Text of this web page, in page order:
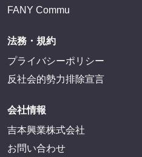
FANY Commu
法務・規約
プライバシーポリシー
反社会的勢力排除宣言
会社情報
吉本興業株式会社
お問い合わせ